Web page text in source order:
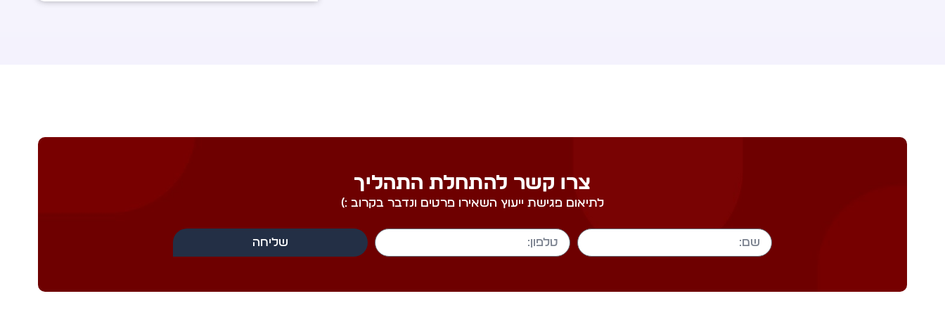
צרו קשר להתחלת התהליך
לתיאום פגישת ייעוץ השאירו פרטים ונדבר בקרוב :)
שליחה